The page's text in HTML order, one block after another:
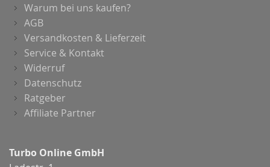
Warum bei uns kaufen?
AGB
Versandkosten & Lieferzeit
Service & Kontakt
Widerruf
Datenschutz
Ratgeber
Affiliate Partner
Turbo Online GmbH